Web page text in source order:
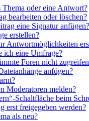
Thema oder eine Antwort?
bearbeiten oder löschen?
eine Signatur anfügen?
erstellen?
Antwortmöglichkeiten
ich eine Umfrage?
Foren nicht
anfügen?
Moderatoren melden?
Schaltfläche beim
erst freigegeben werden?
als neu?